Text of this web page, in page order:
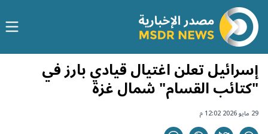
إسرائيل تعلن اغتيال قيادي بارز في
"كتائب القسام" شمال غزة
29 مايو 2026 12:02 م